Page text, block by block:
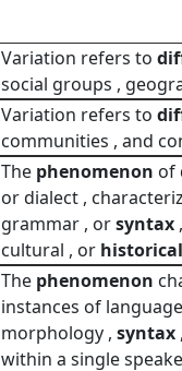
Variation refers to
social groups ,
Variation refers to
communities , and
The phenomenon of
or dialect ,
grammar , orsyntax
cultural , or historical
The phenomenon
instances of
morphology , syntax
within a single